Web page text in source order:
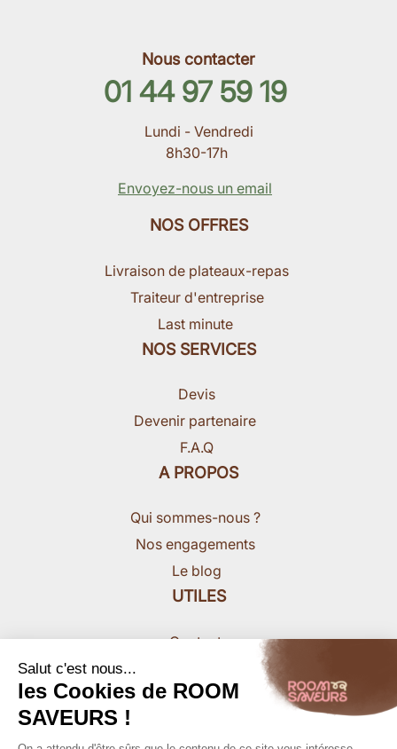
Salut c'est nous...
les Cookies de ROOM
SAVEURS !
Nous contacter
01 44 97 59 19
Lundi - Vendredi
8h30-17h
Envoyez-nous un email
NOS OFFRES
Livraison de plateaux-repas
Traiteur d'entreprise
Last minute
NOS SERVICES
Devis
Devenir partenaire
F.A.Q
A PROPOS
Qui sommes-nous ?
Nos engagements
Le blog
UTILES
Contact
Presse